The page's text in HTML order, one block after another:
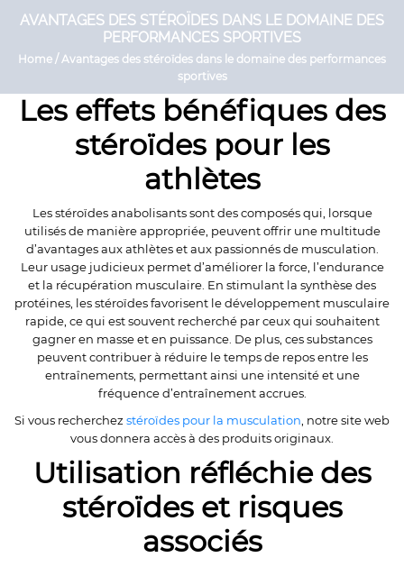
AVANTAGES DES STÉROÏDES DANS LE DOMAINE DES
PERFORMANCES SPORTIVES
Home / Avantages des stéroïdes dans le domaine des performances
sportives
Les effets bénéfiques des
stéroïdes pour les
athlètes
Les stéroïdes anabolisants sont des composés qui, lorsque
utilisés de manière appropriée, peuvent offrir une multitude
d’avantages aux athlètes et aux passionnés de musculation.
Leur usage judicieux permet d’améliorer la force, l’endurance
et la récupération musculaire. En stimulant la synthèse des
protéines, les stéroïdes favorisent le développement musculaire
rapide, ce qui est souvent recherché par ceux qui souhaitent
gagner en masse et en puissance. De plus, ces substances
peuvent contribuer à réduire le temps de repos entre les
entraînements, permettant ainsi une intensité et une
fréquence d’entraînement accrues.
Si vous recherchez stéroïdes pour la musculation , notre site web
vous donnera accès à des produits originaux.
Utilisation réfléchie des
stéroïdes et risques
associés